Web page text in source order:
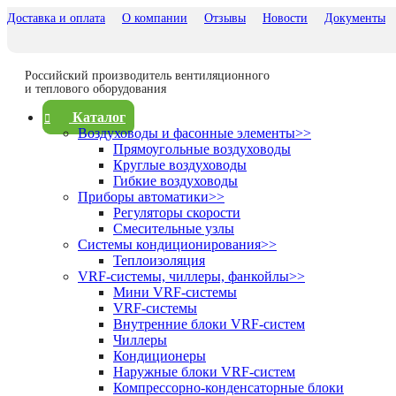
Доставка и оплата О компании Отзывы Новости Документы
Российский производитель вентиляционного
и теплового оборудования
Каталог
Воздуховоды и фасонные элементы>>
Прямоугольные воздуховоды
Круглые воздуховоды
Гибкие воздуховоды
Приборы автоматики>>
Регуляторы скорости
Смесительные узлы
Системы кондиционирования>>
Теплоизоляция
VRF-системы, чиллеры, фанкойлы>>
Мини VRF-системы
VRF-системы
Внутренние блоки VRF-систем
Чиллеры
Кондиционеры
Наружные блоки VRF-систем
Компрессорно-конденсаторные блоки